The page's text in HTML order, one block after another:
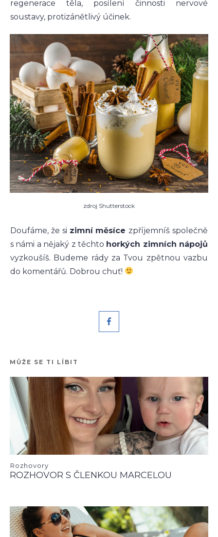
regenerace těla, posílení činnosti nervové
soustavy, protizánětlivý účinek.
zdroj Shutterstock
Doufáme, že si zimní měsíce zpříjemníš společně
s námi a nějaký z těchto horkých zimních nápojů
vyzkoušíš. Budeme rády za Tvou zpětnou vazbu
do komentářů. Dobrou chuť!
MŮŽE SE TI LÍBIT
Rozhovory
ROZHOVOR S ČLENKOU MARCELOU